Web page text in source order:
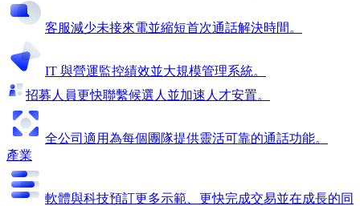
客服減少未接來電並縮短首次通話解決時間。
IT 與營運監控績效並大規模管理系統。
招募人員更快聯繫候選人並加速人才安置。
全公司適用為每個團隊提供靈活可靠的通話功能。
產業
軟體與科技預訂更多示範、更快完成交易並在成長的同